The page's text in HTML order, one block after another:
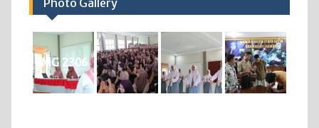
Photo Gallery
IMG 2306